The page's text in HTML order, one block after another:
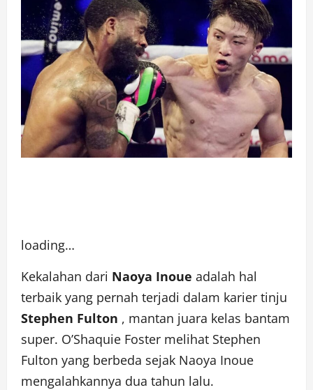
loading…
Kekalahan dari Naoya Inoue adalah hal
terbaik yang pernah terjadi dalam karier tinju
Stephen Fulton , mantan juara kelas bantam
super. O’Shaquie Foster melihat Stephen
Fulton yang berbeda sejak Naoya Inoue
mengalahkannya dua tahun lalu.